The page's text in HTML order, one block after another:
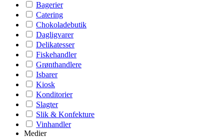
Bagerier
Catering
Chokoladebutik
Dagligvarer
Delikatesser
Fiskehandler
Grønthandlere
Isbarer
Kiosk
Konditorier
Slagter
Slik & Konfekture
Vinhandler
Medier